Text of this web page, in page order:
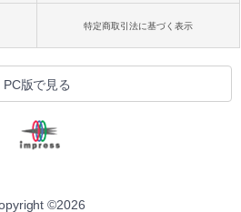
特定商取引法に基づく表示
PC版で見る
©2026